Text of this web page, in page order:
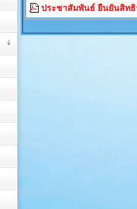
ประชาสัมพันธ์ ยืนยันสิทธิ